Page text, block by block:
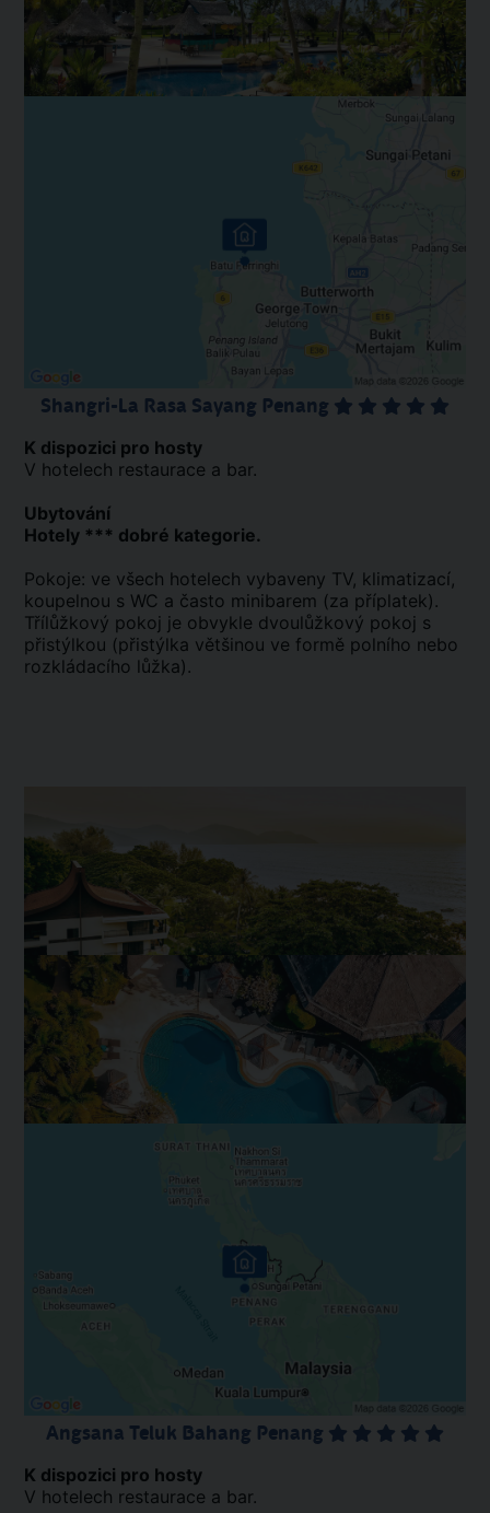
Shangri-La Rasa Sayang Penang
K dispozici pro hosty
V hotelech restaurace a bar.
Ubytování
Hotely *** dobré kategorie.
Pokoje: ve všech hotelech vybaveny TV, klimatizací,
koupelnou s WC a často minibarem (za příplatek).
Třílůžkový pokoj je obvykle dvoulůžkový pokoj s
přistýlkou (přistýlka většinou ve formě polního nebo
rozkládacího lůžka).
Angsana Teluk Bahang Penang
K dispozici pro hosty
V hotelech restaurace a bar.